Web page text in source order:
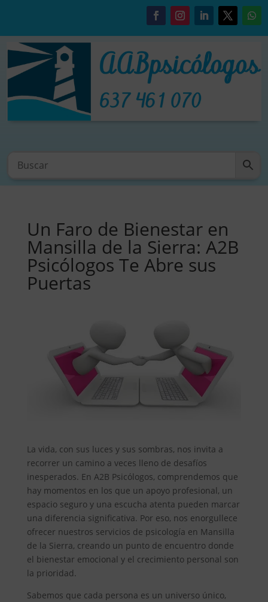
Un Faro de Bienestar en
Mansilla de la Sierra: A2B
Psicólogos Te Abre sus
Puertas
La vida, con sus luces y sus sombras, nos invita a
recorrer un camino a veces lleno de desafíos
inesperados. En A2B Psicólogos, comprendemos que
hay momentos en los que un apoyo profesional, un
espacio seguro y una escucha atenta pueden marcar
una diferencia significativa. Por eso, nos enorgullece
ofrecer nuestros servicios de psicología en Mansilla
de la Sierra, creando un punto de encuentro donde
el bienestar emocional y el crecimiento personal son
la prioridad.
Sabemos que cada persona es un universo único,